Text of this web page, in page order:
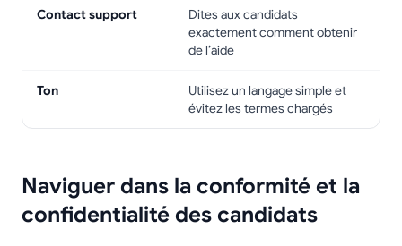
Contact support
Dites aux candidats
exactement comment obtenir
de l’aide
Ton
Utilisez un langage simple et
évitez les termes chargés
Naviguer dans la conformité et la
confidentialité des candidats